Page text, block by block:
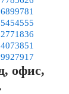
офис,